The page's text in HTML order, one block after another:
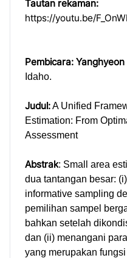
Tautan rekaman:
https://youtu.be/
Pembicara: Yanghyeon
Idaho.
Judul:A Unified
Estimation: From
Assessment
Abstrak: Small area
dua tantangan besar:
informative sampling
pemilihan sampel
bahkan setelah
dan (ii) menangani
yang merupakan